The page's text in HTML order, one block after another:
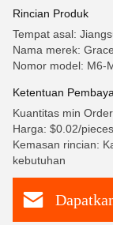
Rincian Produk
Tempat asal:
Nama merek: Grace
Nomor model: M6-
Ketentuan
Kuantitas min
Harga: $0.02/
Kemasan rincian:
kebutuhan